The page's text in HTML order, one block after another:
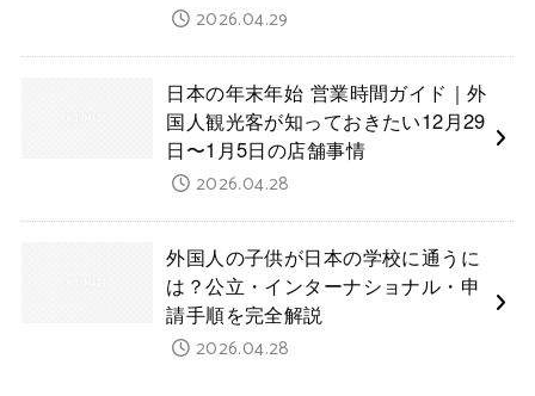
2026.04.29
日本の年末年始 営業時間ガイド｜外
国人観光客が知っておきたい12月29
日〜1月5日の店舗事情
2026.04.28
外国人の子供が日本の学校に通うに
は？公立・インターナショナル・申
請手順を完全解説
2026.04.28